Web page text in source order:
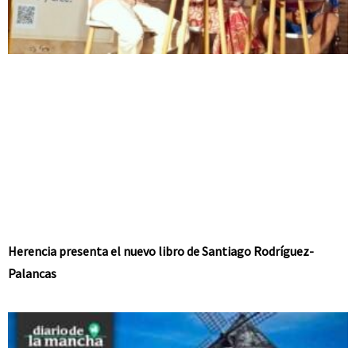
Herencia presenta el nuevo libro de Santiago Rodríguez-
Palancas